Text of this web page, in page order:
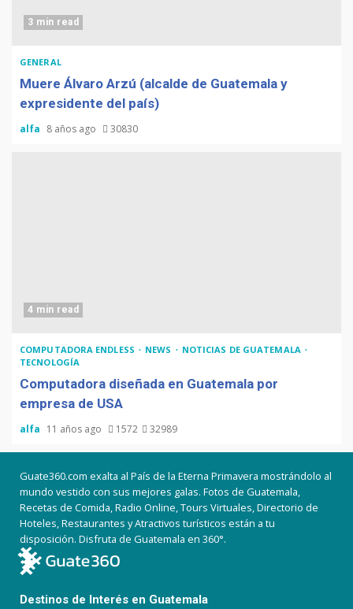
3 min read
GENERAL
Muere Álvaro Arzú (alcalde de Guatemala y
expresidente del país)
alfa 8 años ago 30830
4 min read
COMPUTADORA ENDLESS NEWS
NOTICIAS DE GUATEMALA
TECNOLOGÍA
Computadora diseñada en Guatemala por
empresa de USA
alfa 11 años ago 1572 32989
Guate360.com exalta al País de la Eterna Primavera mostrándolo al
mundo vestido con sus mejores galas. Fotos de Guatemala,
Recetas de Comida, Radio Online, Tours Virtuales, Directorio de
Hoteles, Restaurantes y Atractivos turísticos están a tu
disposición. Disfruta de Guatemala en 360°.
Destinos de Interés en Guatemala